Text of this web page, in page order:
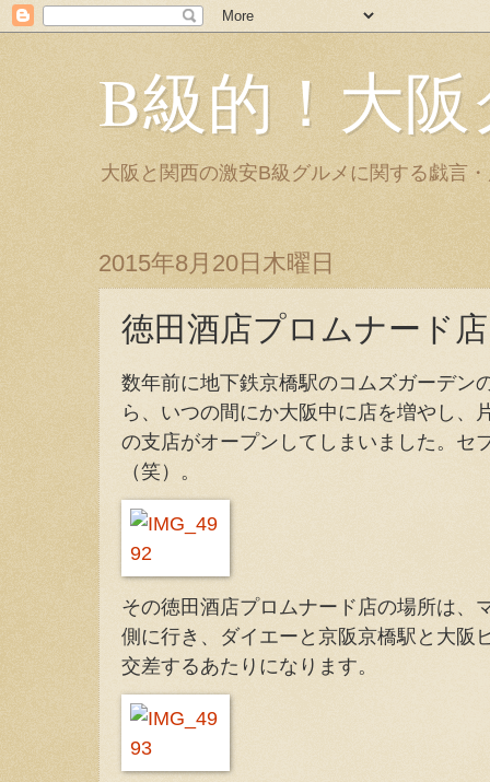
B級的！大
大阪と関西の激安B級グルメに関する戯言
2015年8月20日木曜日
徳田酒店プロムナード店
数年前に地下鉄京橋駅のコムズガーデン
ら、いつの間にか大阪中に店を増やし、
の支店がオープンしてしまいました。セ
（笑）。
その徳田酒店プロムナード店の場所は、
側に行き、ダイエーと京阪京橋駅と大阪
交差するあたりになります。